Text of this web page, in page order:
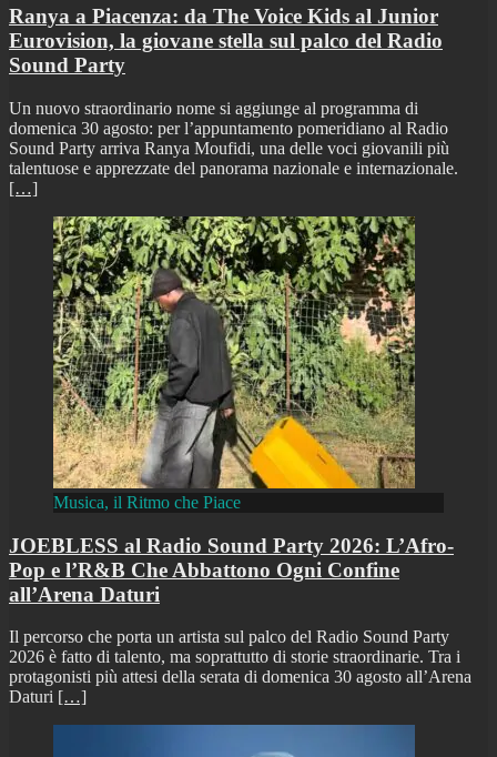
Ranya a Piacenza: da The Voice Kids al Junior
Eurovision, la giovane stella sul palco del Radio
Sound Party
Un nuovo straordinario nome si aggiunge al programma di
domenica 30 agosto: per l’appuntamento pomeridiano al Radio
Sound Party arriva Ranya Moufidi, una delle voci giovanili più
talentuose e apprezzate del panorama nazionale e internazionale.
[…]
Musica, il Ritmo che Piace
JOEBLESS al Radio Sound Party 2026: L’Afro-
Pop e l’R&B Che Abbattono Ogni Confine
all’Arena Daturi
Il percorso che porta un artista sul palco del Radio Sound Party
2026 è fatto di talento, ma soprattutto di storie straordinarie. Tra i
protagonisti più attesi della serata di domenica 30 agosto all’Arena
Daturi […]